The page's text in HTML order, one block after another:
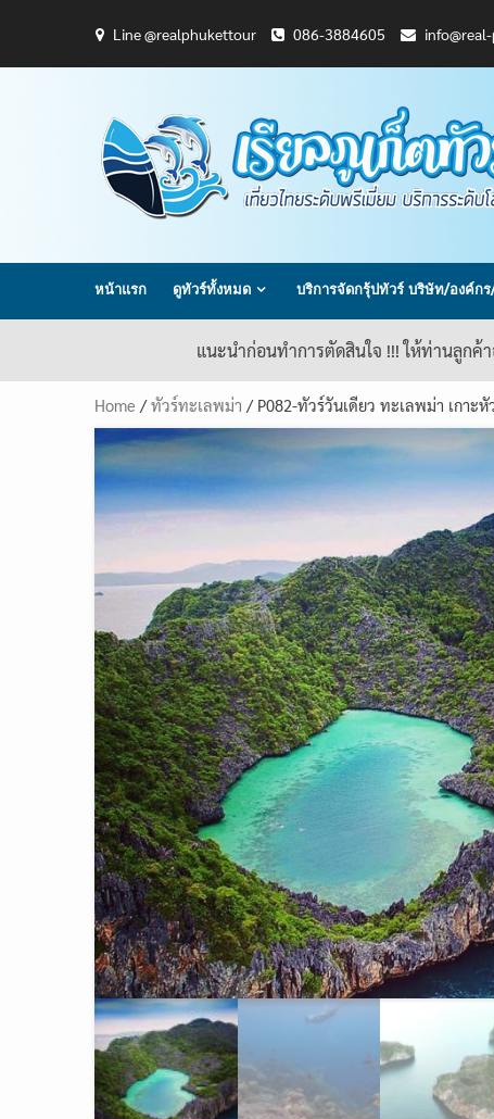
content
Line @realphukettour 086-3884605
หน้าแรก ดูทัวร์ทั้งหมด บริการจัดกรุ้ปทัวร์ บริษัท/องค์ก
แนะนำก่อนทำการตัดสินใจ !!! ให้ท่านลูกค้
Home /ทัวร์ทะเลพม่า / P082-ทัวร์วันเดียว ทะเลพม่า เกาะหั